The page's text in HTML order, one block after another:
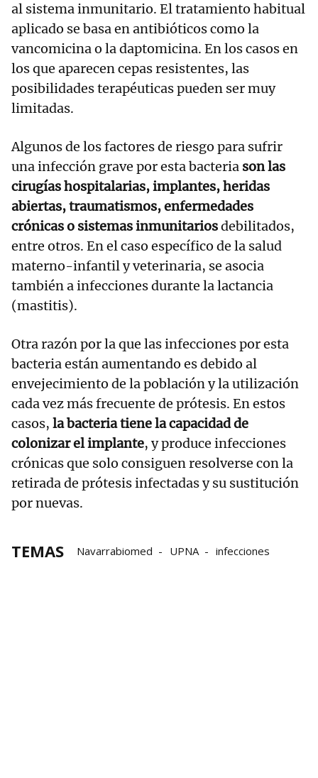
al sistema inmunitario. El tratamiento habitual
aplicado se basa en antibióticos como la
vancomicina o la daptomicina. En los casos en
los que aparecen cepas resistentes, las
posibilidades terapéuticas pueden ser muy
limitadas.
Algunos de los factores de riesgo para sufrir
una infección grave por esta bacteria son las
cirugías hospitalarias, implantes, heridas
abiertas, traumatismos, enfermedades
crónicas o sistemas inmunitariosdebilitados,
entre otros. En el caso específico de la salud
materno-infantil y veterinaria, se asocia
también a infecciones durante la lactancia
(mastitis).
Otra razón por la que las infecciones por esta
bacteria están aumentando es debido al
envejecimiento de la población y la utilización
cada vez más frecuente de prótesis. En estos
casos, la bacteria tiene la capacidad de
colonizar el implante, y produce infecciones
crónicas que solo consiguen resolverse con la
retirada de prótesis infectadas y su sustitución
por nuevas.
TEMAS Navarrabiomed UPNA infecciones